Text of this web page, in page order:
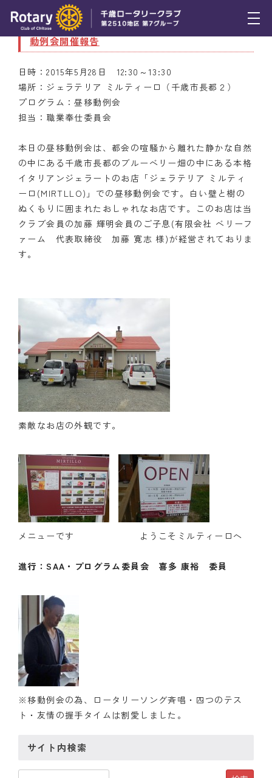
トピックス
例会報告
活動報告
スケジュール
木曜会
組織図
クラブの歴史
歴代会長・幹事
記念誌
案内
例会場・事務局の案内
リンク集
情報公開
入会のご案内
5月28日（木） 第４8回（通算２３７6回）昼移
動例会開催報告
日時：2015年5月28日 12:30～13:30
場所：ジェラテリア ミルティーロ（千歳市長都２）
プログラム：昼移動例会
担当：職業奉仕委員会
本日の昼移動例会は、都会の喧騒から離れた静かな自然
の中にある千歳市長都のブルーベリー畑の中にある本格
イタリアンジェラートのお店「ジェラテリア ミルティ
ーロ(MIRTLLO)」での昼移動例会です。白い壁と樹の
ぬくもりに囲まれたおしゃれなお店です。このお店は当
クラブ会員の加藤 輝明会員のご子息(有限会社 ベリーフ
ァーム 代表取締役 加藤 寛志 様)が経営されておりま
す。
素敵なお店の外観です。
メニューです ようこそミルティーロへ
進行：SAA・プログラム委員会 喜多 康裕 委員
※移動例会の為、ロータリーソング斉唱・四つのテス
ト・友情の握手タイムは割愛しました。
サイト内検索